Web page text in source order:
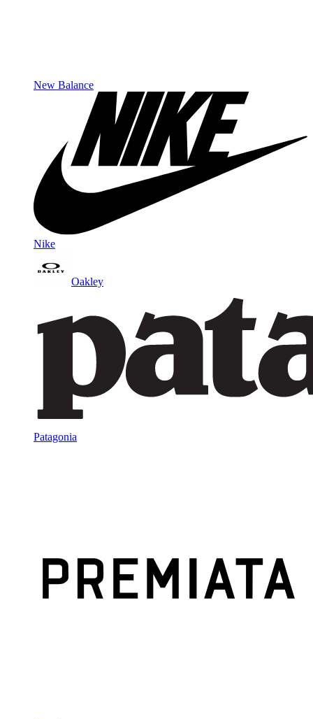
New Balance
Nike
Oakley
Patagonia